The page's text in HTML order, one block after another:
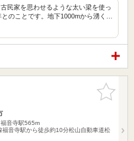
民家を思わせるような太い梁を使っ
のことです。地下1000mから湧く…
お気に入
りに追加
福音寺駅565m
福音寺駅から徒歩約10分松山自動車道松